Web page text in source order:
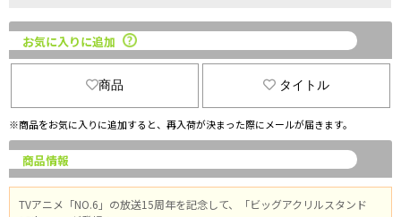
お気に入りに追加
商品 タイトル
※商品をお気に入りに追加すると、再入荷が決まった際にメールが届きます。
商品情報
TVアニメ「NO.6」の放送15周年を記念して、「ビッグアクリルスタンド